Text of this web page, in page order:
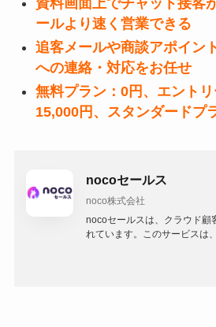
ールより速く営業できる
追客メールや商談アポイン
への連絡・対応をお任せ
無料プラン：0円、エント
15,000円、スタンダードプ
nocoセールス
noco株式会社
nocoセールスは、クラウド顧
れています。このサービスは